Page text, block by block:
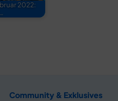
2022:
Community & Exklusives